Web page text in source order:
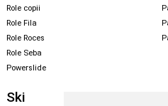
Role copii
Role Fila
Role Roces
Role Seba
Powerslide
Ski